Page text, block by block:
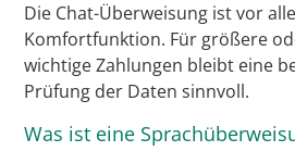
Die Chat-Überweisung ist vor
Komfortfunktion. Für größere
wichtige Zahlungen bleibt eine
Prüfung der Daten sinnvoll.
Was ist eine